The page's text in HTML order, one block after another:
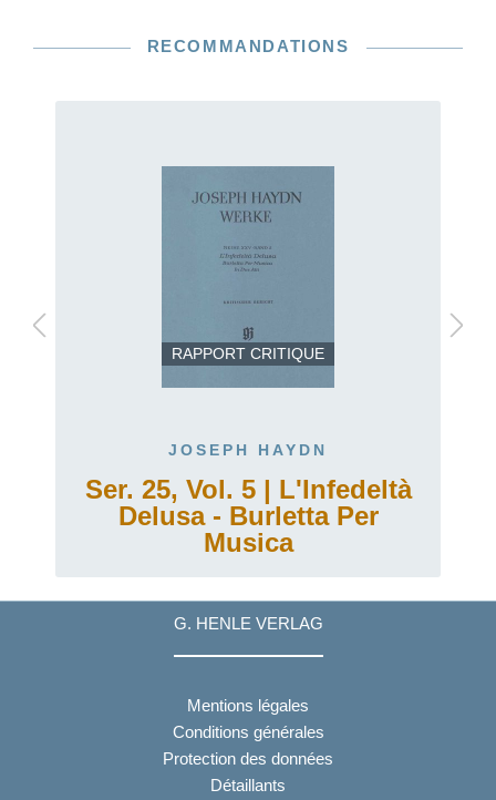
RECOMMANDATIONS
RAPPORT CRITIQUE
JOSEPH HAYDN
Ser. 25, Vol. 5 | L'Infedeltà
Delusa - Burletta Per
Musica
G. HENLE VERLAG
Mentions légales
Conditions générales
Protection des données
Détaillants